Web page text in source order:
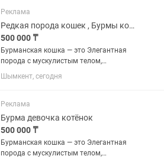
для фото- и видеосъёмки....
Реклама
Редкая порода кошек , Бурмы котята
500 000 ₸
Бурманская кошка — это Элегантная
порода с мускулистым телом,
шелковистой шерстью и
выразительными глазами. Они
характером: невероятно привязаны к
человеку, активны,...
Шымкент, сегодня
Реклама
Бурма девочка котёнок
500 000 ₸
Бурманская кошка — это Элегантная
порода с мускулистым телом,